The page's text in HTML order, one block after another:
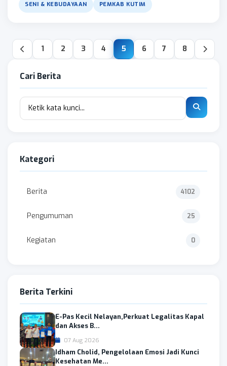
SENI & KEBUDAYAAN PEMKAB KUTIM
1 2 3 4 5 6 7 8
Cari Berita
Kategori
Berita 4102
Pengumuman 25
Kegiatan 0
Berita Terkini
E-Pas Kecil Nelayan,Perkuat Legalitas Kapal
dan Akses B...
07 Aug 2026
Idham Cholid, Pengelolaan Emosi Jadi Kunci
Kesehatan Me...